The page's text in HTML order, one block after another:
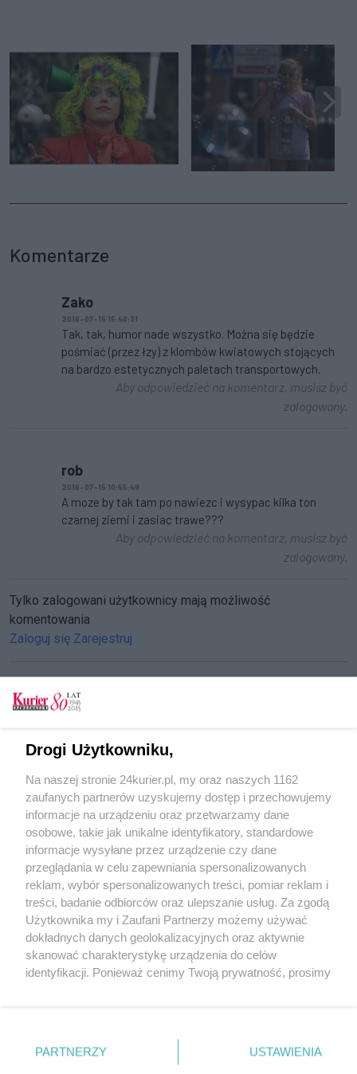
Komentarze
Zako
2016-07-15 15:48:31
Tak, tak, humor nade wszystko. Można się będzie
pośmiać (przez łzy) z klombów kwiatowych stojących
na bardzo estetycznych paletach transportowych.
Aby odpowiedzieć na komentarz, musisz być
zalogowany.
rob
2016-07-15 10:55:49
A moze by tak tam po nawiezc i wysypac kilka ton
czarnej ziemi i zasiac trawe???
Aby odpowiedzieć na komentarz, musisz być
zalogowany.
Tylko zalogowani użytkownicy mają możliwość
komentowania
Zaloguj się Zarejestruj
Kwiatowe zaskoczenie kawiarniane
Wszystko (nie) płynie
Dzieje się „Kolorowa Aleja" [GALERIA]
POGODA
23℃
Zobacz prognozę na 3 dni
Copyright © 2022 Kurier Szczeciński sp. z o.o.
Wszelkie prawa zastrzeżone
Drogi Użytkowniku,
Na naszej stronie 24kurier.pl, my oraz naszych 1162
zaufanych partnerów uzyskujemy dostęp i przechowujemy
informacje na urządzeniu oraz przetwarzamy dane
osobowe, takie jak unikalne identyfikatory, standardowe
informacje wysyłane przez urządzenie czy dane
przeglądania w celu zapewniania spersonalizowanych
reklam, wybór spersonalizowanych treści, pomiar reklam i
treści, badanie odbiorców oraz ulepszanie usług. Za zgodą
Użytkownika my i Zaufani Partnerzy możemy używać
dokładnych danych geolokalizacyjnych oraz aktywnie
skanować charakterystykę urządzenia do celów
identyfikacji. Ponieważ cenimy Twoją prywatność, prosimy
prywatności znajdujący się w lewym dolnym rogu strony
. Niektóre rodzaje przetwarzania danych nie wymagają
PARTNERZY USTAWIENIA